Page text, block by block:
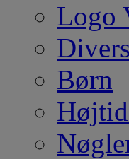
Logo
Børn